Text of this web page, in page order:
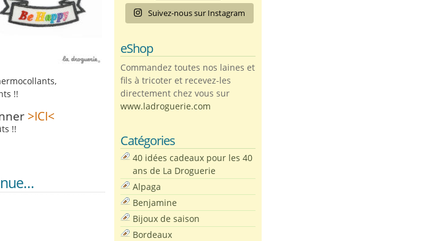
!!
>ICI<
!!
Suivez-nous sur Instagram
eShop
Commandez toutes nos laines et
fils à tricoter et recevez-les
directement chez vous sur
www.ladroguerie.com
Catégories
40 idées cadeaux pour les 40
ans de La Droguerie
Alpaga
Benjamine
Bijoux de saison
Bordeaux